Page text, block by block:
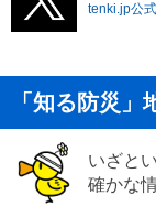
tenki.jp公
「知る防災」
いざと
確かな